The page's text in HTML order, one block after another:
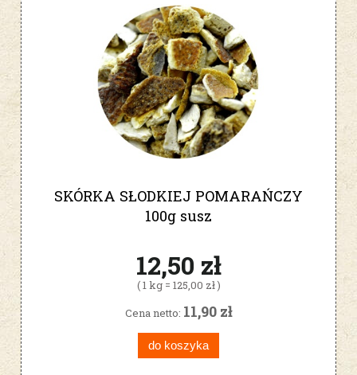
SKÓRKA SŁODKIEJ POMARAŃCZY
100g susz
12,50 zł
( 1 kg = 125,00 zł )
Cena netto: 11,90 zł
do koszyka